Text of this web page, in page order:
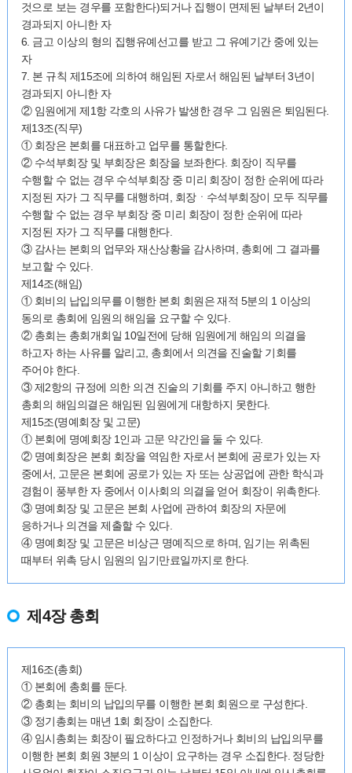
것으로 보는 경우를 포함한다)되거나 집행이 면제된 날부터 2년이
경과되지 아니한 자
6. 금고 이상의 형의 집행유예선고를 받고 그 유예기간 중에 있는
자
7. 본 규칙 제15조에 의하여 해임된 자로서 해임된 날부터 3년이
경과되지 아니한 자
② 임원에게 제1항 각호의 사유가 발생한 경우 그 임원은 퇴임된다.
제13조(직무)
① 회장은 본회를 대표하고 업무를 통할한다.
② 수석부회장 및 부회장은 회장을 보좌한다. 회장이 직무를
수행할 수 없는 경우 수석부회장 중 미리 회장이 정한 순위에 따라
지정된 자가 그 직무를 대행하며, 회장ㆍ수석부회장이 모두 직무를
수행할 수 없는 경우 부회장 중 미리 회장이 정한 순위에 따라
지정된 자가 그 직무를 대행한다.
③ 감사는 본회의 업무와 재산상황을 감사하며, 총회에 그 결과를
보고할 수 있다.
제14조(해임)
① 회비의 납입의무를 이행한 본회 회원은 재적 5분의 1 이상의
동의로 총회에 임원의 해임을 요구할 수 있다.
② 총회는 총회개회일 10일전에 당해 임원에게 해임의 의결을
하고자 하는 사유를 알리고, 총회에서 의견을 진술할 기회를
주어야 한다.
③ 제2항의 규정에 의한 의견 진술의 기회를 주지 아니하고 행한
총회의 해임의결은 해임된 임원에게 대항하지 못한다.
제15조(명예회장 및 고문)
① 본회에 명예회장 1인과 고문 약간인을 둘 수 있다.
② 명예회장은 본회 회장을 역임한 자로서 본회에 공로가 있는 자
중에서, 고문은 본회에 공로가 있는 자 또는 상공업에 관한 학식과
경험이 풍부한 자 중에서 이사회의 의결을 얻어 회장이 위촉한다.
③ 명예회장 및 고문은 본회 사업에 관하여 회장의 자문에
응하거나 의견을 제출할 수 있다.
④ 명예회장 및 고문은 비상근 명예직으로 하며, 임기는 위촉된
때부터 위촉 당시 임원의 임기만료일까지로 한다.
제4장 총회
제16조(총회)
① 본회에 총회를 둔다.
② 총회는 회비의 납입의무를 이행한 본회 회원으로 구성한다.
③ 정기총회는 매년 1회 회장이 소집한다.
④ 임시총회는 회장이 필요하다고 인정하거나 회비의 납입의무를
이행한 본회 회원 3분의 1 이상이 요구하는 경우 소집한다. 정당한